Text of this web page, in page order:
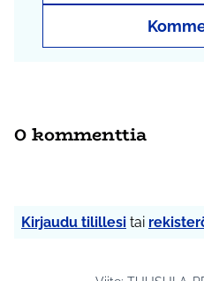
0 kommenttia
Kirjaudu tilillesi tai